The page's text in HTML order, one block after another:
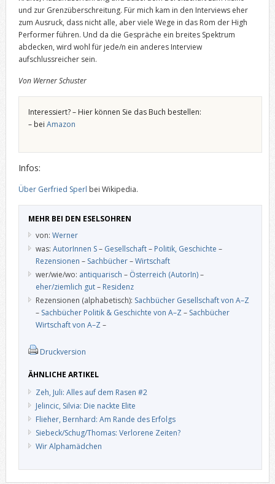
und zur Grenzüberschreitung. Für mich kam in den Interviews eher
zum Ausruck, dass nicht alle, aber viele Wege in das Rom der High
Performer führen. Und da die Gespräche ein breites Spektrum
abdecken, wird wohl für jede/n ein anderes Interview
aufschlussreicher sein.
Von Werner Schuster
Interessiert? – Hier können Sie das Buch bestellen:
– bei Amazon
Infos:
Über Gerfried Sperl bei Wikipedia.
MEHR BEI DEN ESELSOHREN
von: Werner
was: AutorInnen S– Gesellschaft– Politik, Geschichte –
Rezensionen – Sachbücher–Wirtschaft
wer/wie/wo: antiquarisch – Österreich (AutorIn)–
eher/ziemlich gut– Residenz
Rezensionen (alphabetisch): Sachbücher Gesellschaft von A–Z
– Sachbücher Politik & Geschichte von A–Z – Sachbücher
Wirtschaft von A–Z –
Druckversion
ÄHNLICHE ARTIKEL
Zeh, Juli: Alles auf dem Rasen #2
Jelincic, Silvia: Die nackte Elite
Flieher, Bernhard: Am Rande des Erfolgs
Siebeck/Schug/Thomas: Verlorene Zeiten?
Wir Alphamädchen